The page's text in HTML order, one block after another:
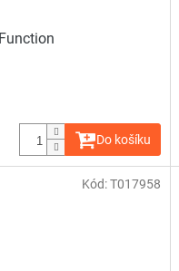
Do košíku
Kód:T017958